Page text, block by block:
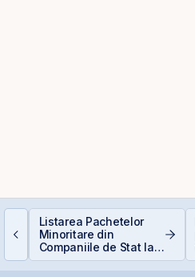
Listarea Pachetelor
Minoritare din
Companiile de Stat la
BVB – Soluție pentru